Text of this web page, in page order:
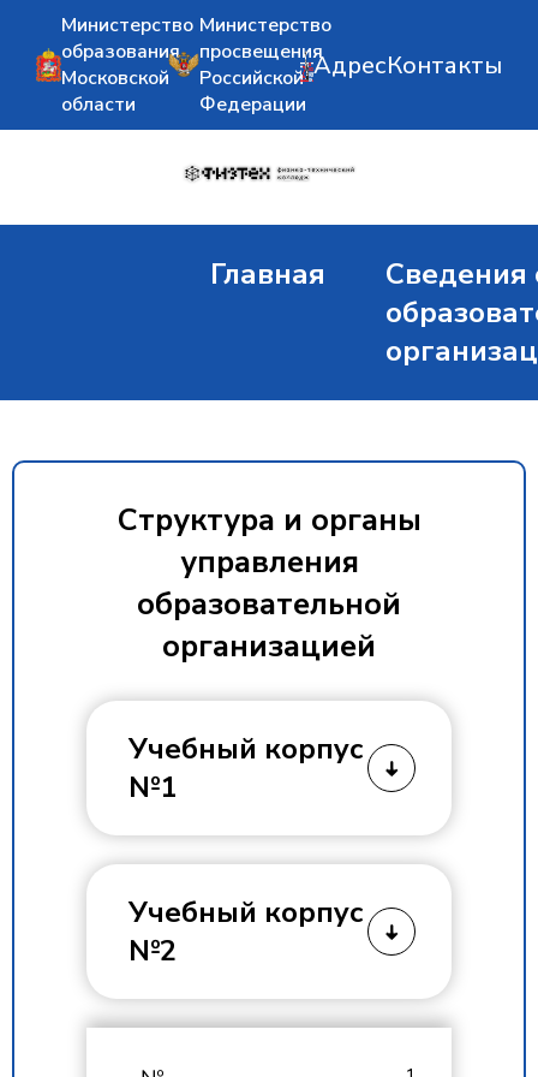
Министерство
образования
Московской
области
Министерство
просвещения
Российской
Федерации
АдресКонтакты
Главная
Сведения
Структура и органы
управления
образовательной
организацией
Учебный корпус
№1
Карасева Ольга
Владимировна
Учебный корпус
№2